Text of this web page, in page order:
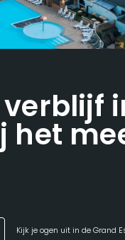
het
Kijk je ogen uit in de Grand